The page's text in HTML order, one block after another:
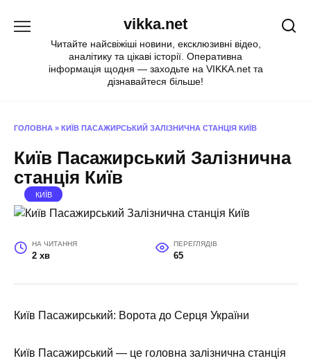
vikka.net
Читайте найсвіжіші новини, ексклюзивні відео,
аналітику та цікаві історії. Оперативна
інформація щодня — заходьте на VIKKA.net та
дізнавайтеся більше!
ГОЛОВНА » КИЇВ ПАСАЖИРСЬКИЙ ЗАЛІЗНИЧНА СТАНЦІЯ КИЇВ
Київ Пасажирський Залізнична
станція Київ
КИЇВ
НА ЧИТАННЯ
2 хв
ПЕРЕГЛЯДІВ
65
Київ Пасажирський: Ворота до Серця України
Київ Пасажирський — це головна залізнична станція